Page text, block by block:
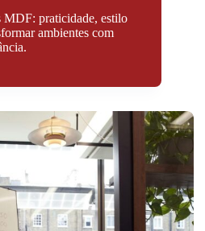
MDF: praticidade, estilo
ambientes com